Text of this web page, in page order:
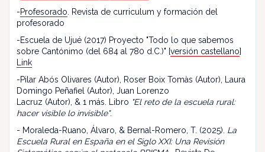
-Profesorado . Revista de curriculum y formación del
profesorado
-Escuela de Ujué (2017) Proyecto "Todo lo que sabemos
sobre Cantónimo (del 684 al 780 d.C.)" [versión castellano]
Link
-Pilar Abós Olivares (Autor), Roser Boix Tomàs (Autor), Laura
Domingo Peñafiel (Autor), Juan Lorenzo
Lacruz (Autor), & 1 más. Libro "El reto de la escuela rural:
hacer visible lo invisible".
- Moraleda-Ruano, Álvaro, & Bernal-Romero, T. (2025). La
Escuela Rural en España en el Siglo XXI: Una Revisión